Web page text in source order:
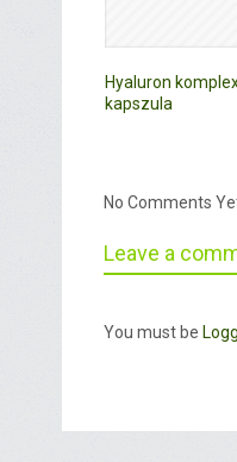
Hyaluron
kapszula
No Comments
Leave a
You must be